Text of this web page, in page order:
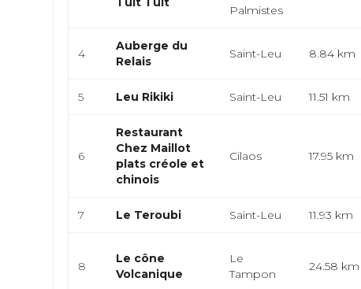
Palmistes
4
Auberge du
Relais
Saint-Leu 8.84 km
5 Leu Rikiki Saint-Leu 11.51 km
6
Restaurant
Chez Maillot
plats créole et
chinois
Cilaos 17.95 km
7 Le Teroubi Saint-Leu 11.93 km
8
Le cône
Volcanique
Le
Tampon
24.58 km